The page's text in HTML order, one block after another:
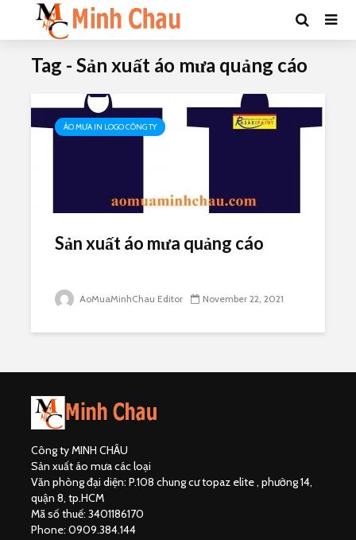
Tag - Sản xuất áo mưa quảng cáo
ÁO MƯA IN LOGO CÔNG TY
Sản xuất áo mưa quảng cáo
AoMuaMinhChau Editor November 22, 2021
Công ty MINH CHÂU
Sản xuất áo mưa các loại
Văn phòng đại diện: P.108 chung cư topaz elite , phường 14,
quận 8, tp.HCM
Mã số thuế: 3401186170
Phone: 0909.384.144